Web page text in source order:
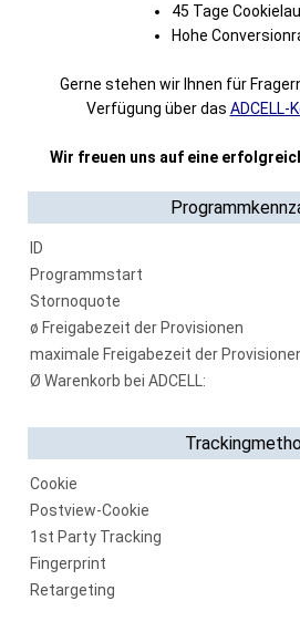
45 Tage
Hohe
Gerne stehen wir Ihnen für
Verfügung über das
Wir freuen uns auf eine
ID
Programmstart
Stornoquote
ø Freigabezeit der Provisionen
maximale Freigabezeit der
Ø Warenkorb bei ADCELL:
Cookie
Postview-Cookie
1st Party Tracking
Fingerprint
Retargeting